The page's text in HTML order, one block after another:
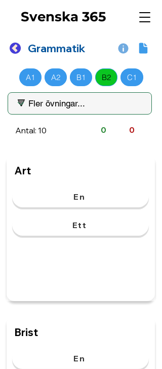
Svenska 365
Grammatik
A1 A2 B1 B2 C1
Antal: 10 0 0
Art
En
Ett
Brist
En